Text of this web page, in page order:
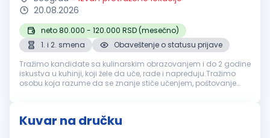
20.08.2026
neto 80.000 - 120.000 RSD (mesečno)
1. i 2. smena
Obaveštenje o statusu prijave
Tražimo kandidate sa kulinarskim obrazovanjem i do 2 godine
iskustva u kuhinji, koji žele da uče, rade i napreduju.Tražimo
osobu koja razume da se znanje stiče učenjem, poštovanje
Kuvar na dručku